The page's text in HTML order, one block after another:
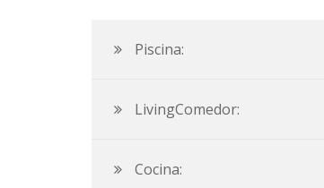
Piscina:
LivingComedor:
Cocina: